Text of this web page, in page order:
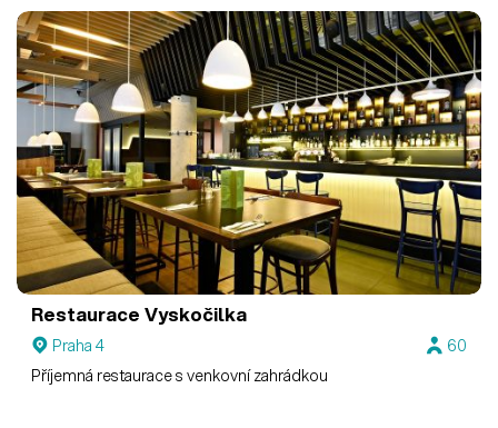
Restaurace Vyskočilka
Praha 4
60
Příjemná restaurace s venkovní zahrádkou